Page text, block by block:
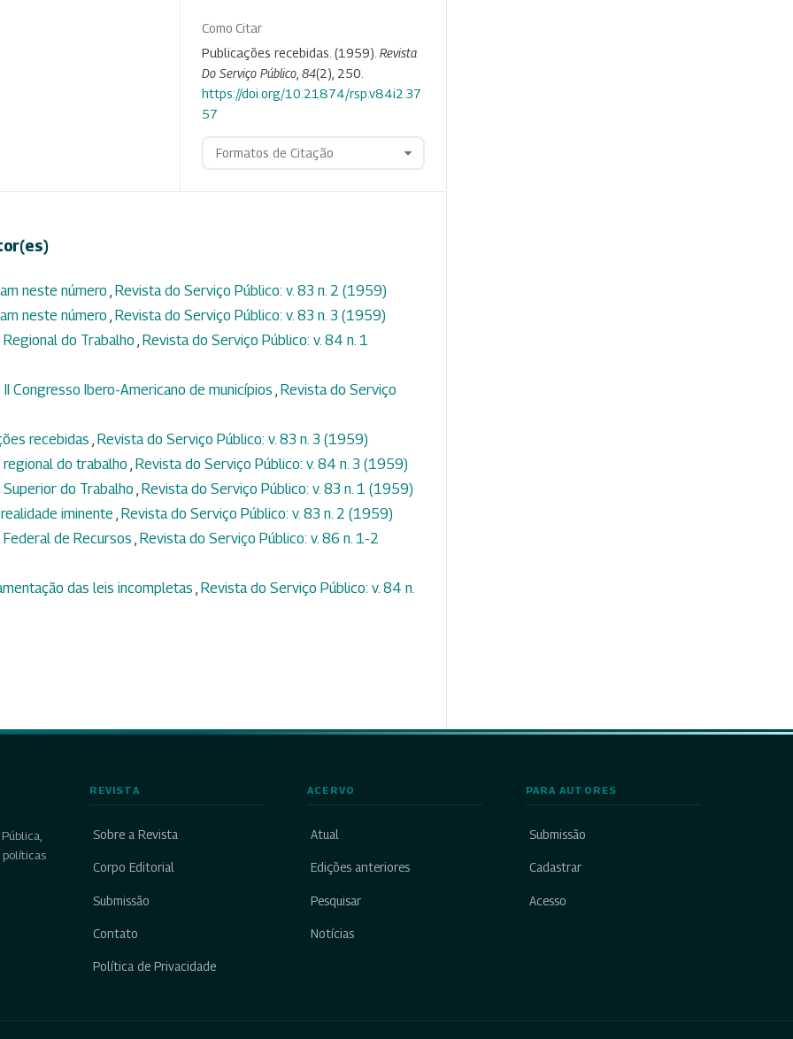
Como Citar
Publicações recebidas. (1959). Revista
Do Serviço Público 84(2), 250.
https://doi.org/10.21874/rsp.v84i2.37
57
Formatos de Citação
neste número , Revista do Serviço Público: v. 83 n. 2 (1959)
neste número , Revista do Serviço Público: v. 83 n. 3 (1959)
Regional do Trabalho , Revista do Serviço Público: v. 84 n. 1
II Congresso Ibero-Americano de municípios , Revista do Serviço
recebidas , Revista do Serviço Público: v. 83 n. 3 (1959)
regional do trabalho , Revista do Serviço Público: v. 84 n. 3 (1959)
Superior do Trabalho , Revista do Serviço Público: v. 83 n. 1 (1959)
realidade iminente , Revista do Serviço Público: v. 83 n. 2 (1959)
Federal de Recursos , Revista do Serviço Público: v. 86 n. 1-2
das leis incompletas , Revista do Serviço Público: v. 84 n.
políticas
REVISTA
Sobre a Revista
Corpo Editorial
Submissão
Contato
Política de Privacidade
ACERVO
Atual
Edições anteriores
Pesquisar
Notícias
PARA AUTORES
Submissão
Cadastrar
Acesso